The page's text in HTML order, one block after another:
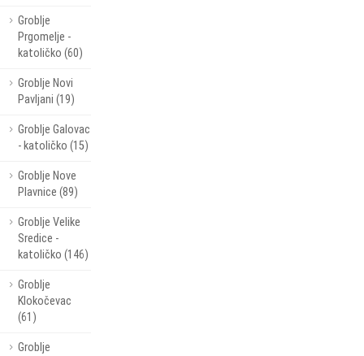
Groblje
Prgomelje -
katoličko (60)
Groblje Novi
Pavljani (19)
Groblje Galovac
- katoličko (15)
Groblje Nove
Plavnice (89)
Groblje Velike
Sredice -
katoličko (146)
Groblje
Klokočevac
(61)
Groblje